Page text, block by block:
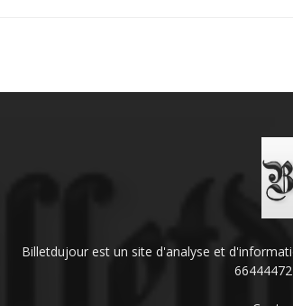
Billetdujour est un site d'analyse et